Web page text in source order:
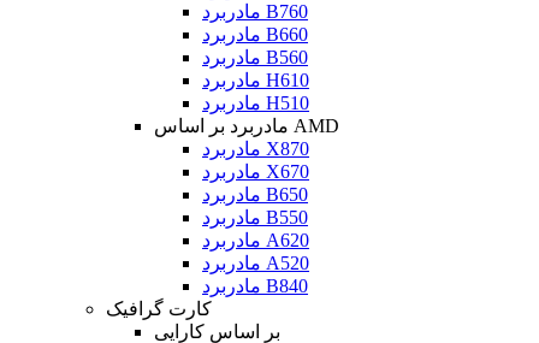
مادربرد B760
مادربرد B660
مادربرد B560
مادربرد H610
مادربرد H510
مادربرد بر اساس AMD
مادربرد X870
مادربرد X670
مادربرد B650
مادربرد B550
مادربرد A620
مادربرد A520
مادربرد B840
کارت گرافیک
بر اساس کارایی